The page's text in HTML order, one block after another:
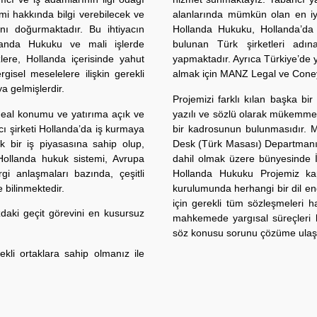
hakkında bilgi verebilecek ve
doğurmaktadır. Bu ihtiyacın
Hukuku ve mali işlerde
Hollanda içerisinde yahut
meselelere ilişkin gerekli
gelmişlerdir.
konumu ve yatırıma açık ve
şirketi Hollanda’da iş kurmaya
bir iş piyasasına sahip olup,
hukuk sistemi, Avrupa
anlaşmaları bazında, çeşitli
bilinmektedir.
geçit görevini en kusursuz
ortaklara sahip olmanız ile
alanlarında mümkün olan en
Hollanda Hukuku,
bulunan Türk şirketleri
yapmaktadır. Ayrıca
almak için MANZ Legal ve
Projemizi farklı kılan başka
yazılı ve sözlü olarak
bir kadrosunun bulunmasıdır.
Desk (Türk Masası)
dahil olmak üzere bünyesinde
Hollanda Hukuku Projemiz
kurulumunda herhangi bir dil
için gerekli tüm sözleşmeleri
mahkemede yargısal
söz konusu sorunu çözüme